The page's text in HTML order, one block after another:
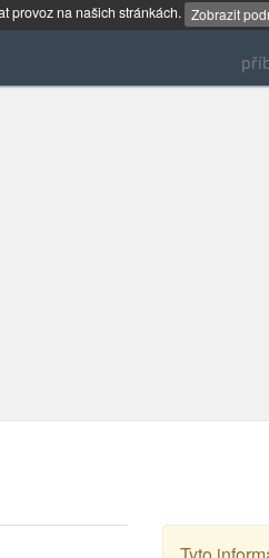
provoz na našich stránkách. Zobrazit